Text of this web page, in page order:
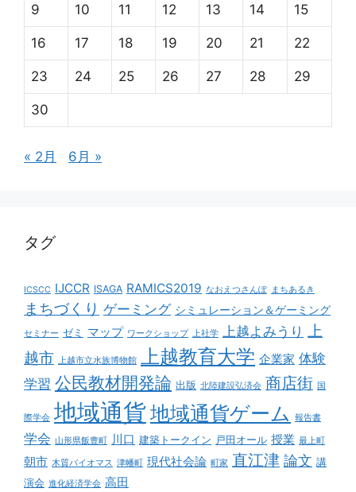
9 10 11 12 13 14 15
16 17 18 19 20 21 22
23 24 25 26 27 28 29
30
« 2月 6月 »
タグ
ICSCC IJCCR ISAGA RAMICS2019 なおえつさんぽ まちあるき
まちづくり ゲーミング シミュレーション＆ゲーミング
セミナー ゼミ マップ ワークショップ 上社学 上越よみうり 上
越市 上越市立水族博物館 上越教育大学 企業家 体験
学習 公民教材開発論 出版 北陸建設弘済会 商店街 国
際学会 地域通貨地域通貨ゲーム 報告書
学会 山形県飯豊町 川口 建築トークイン 戸田オール 授業 最上町
朝市 木質バイオマス 津幡町 現代社会論 町家 直江津 論文 講
演会 進化経済学会 高田